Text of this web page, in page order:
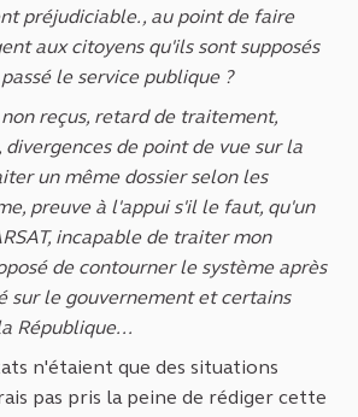
préjudiciable., au point de faire
aux citoyens qu'ils sont supposés
le service publique ?
reçus, retard de traitement,
de point de vue sur la
un même dossier selon les
preuve à l'appui s'il le faut, qu'un
incapable de traiter mon
de contourner le système après
sur le gouvernement et certains
République...
n'étaient que des situations
pas pris la peine de rédiger cette